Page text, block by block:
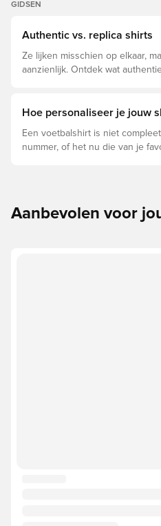
GIDSEN
Authentic vs. replica shirts
Ze lijken misschien op elkaar,
aanzienlijk. Ontdek wat
Hoe personaliseer je jouw
Een voetbalshirt is niet
nummer, of het nu die van je
Aanbevolen voor